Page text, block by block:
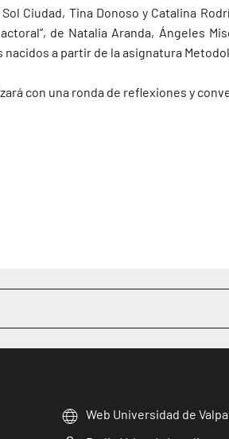
Ciudad, Tina Donoso y Catalina
de Natalia Aranda, Ángeles
a partir de la asignatura
con una ronda de reflexiones y
Web Universidad de